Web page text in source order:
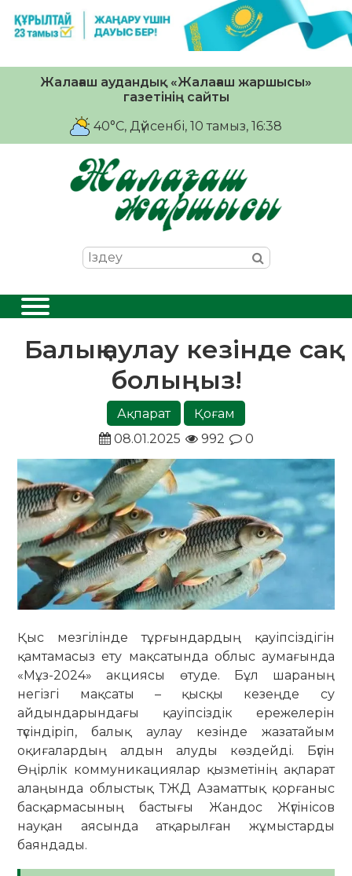
Жалағаш аудандық «Жалағаш жаршысы»
газетінің сайты
40°C, Дүйсенбі, 10 тамыз, 16:38
Балық аулау кезінде сақ
болыңыз!
Ақпарат
Қоғам
08.01.2025
992 0
Қыс мезгілінде тұрғындардың қауіпсіздігін
қамтамасыз ету мақсатында облыс аумағында
«Мұз-2024» акциясы өтуде. Бұл шараның
негізгі мақсаты – қысқы кезеңде су
айдындарындағы қауіпсіздік ережелерін
түсіндіріп, балық аулау кезінде жазатайым
оқиғалардың алдын алуды көздейді. Бүгін
Өңірлік коммуникациялар қызметінің ақпарат
алаңында облыстық ТЖД Азаматтық қорғаныс
басқармасының бастығы Жандос Жүгінісов
науқан аясында атқарылған жұмыстарды
баяндады.